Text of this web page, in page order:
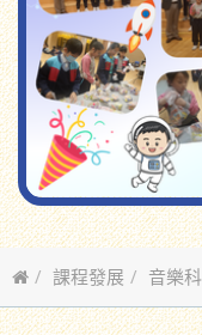
課程發展 音樂科